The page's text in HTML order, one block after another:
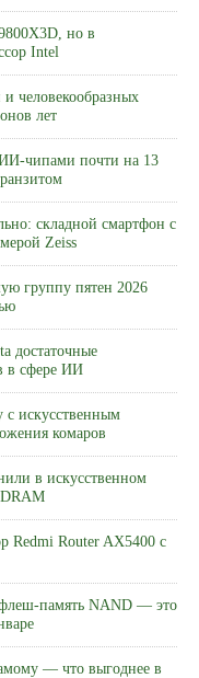
но в
Intel
человекообразных
лет
чипами почти на 13
складной смартфон с
Zeiss
группу пятен 2026
достаточные
в сфере ИИ
с искусственным
комаров
в искусственном
Redmi Router AX5400 с
память NAND — это
— что выгоднее в